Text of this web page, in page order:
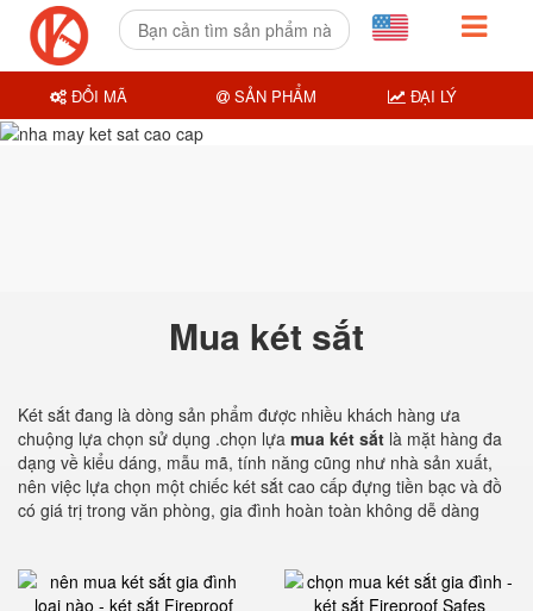
Mua két sắt
Két sắt đang là dòng sản phẩm được nhiều khách hàng ưa
chuộng lựa chọn sử dụng .chọn lựa mua két sắt là mặt hàng đa
dạng về kiểu dáng, mẫu mã, tính năng cũng như nhà sản xuất,
nên việc lựa chọn một chiếc két sắt cao cấp đựng tiền bạc và đồ
có giá trị trong văn phòng, gia đình hoàn toàn không dễ dàng
ĐỔI MÃ SẢN PHẨM ĐẠI LÝ